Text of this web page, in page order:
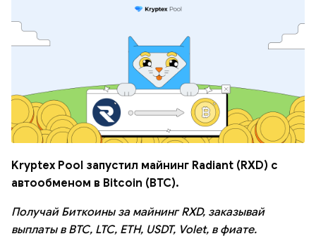
Kryptex Pool запустил майнинг Radiant (RXD) с
автообменом в Bitcoin (BTC).
Получай Биткоины за майнинг RXD, заказывай
выплаты в BTC, LTC, ETH, USDT, Volet, в фиате.